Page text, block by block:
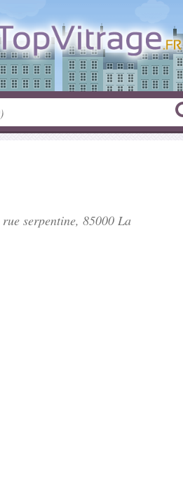
rue serpentine, 85000 La